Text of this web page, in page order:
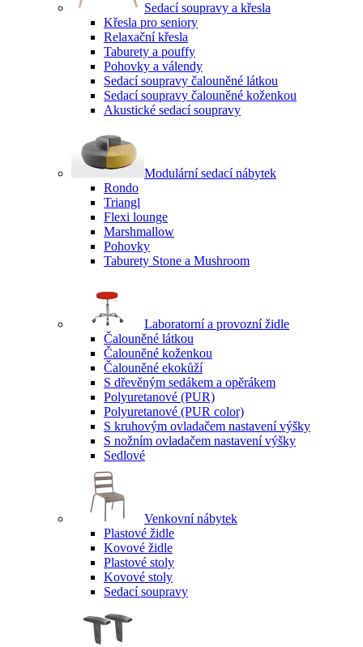
Sedací soupravy a křesla
Křesla pro seniory
Relaxační křesla
Taburety a pouffy
Pohovky a válendy
Sedací soupravy čalouněné látkou
Sedací soupravy čalouněné koženkou
Akustické sedací soupravy
Modulární sedací nábytek
Rondo
Triangl
Flexi lounge
Marshmallow
Pohovky
Taburety Stone a Mushroom
Laboratorní a provozní židle
Čalouněné látkou
Čalouněné koženkou
Čalouněné ekokůží
S dřevěným sedákem a opěrákem
Polyuretanové (PUR)
Polyuretanové (PUR color)
S kruhovým ovladačem nastavení výšky
S nožním ovladačem nastavení výšky
Sedlové
Venkovní nábytek
Plastové židle
Kovové židle
Plastové stoly
Kovové stoly
Sedací soupravy